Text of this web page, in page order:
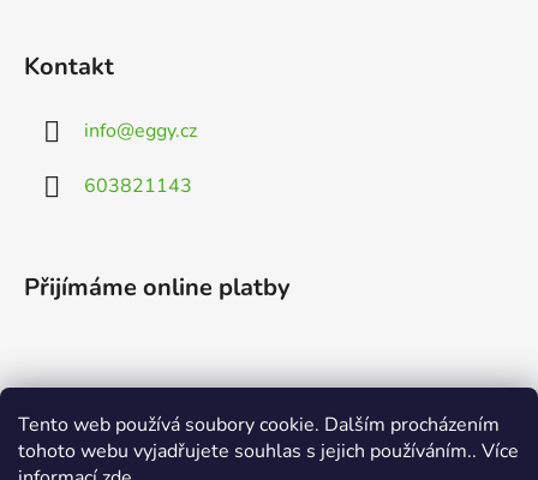
Tento web používá soubory cookie. Dalším procházením
tohoto webu vyjadřujete souhlas s jejich používáním.. Více
Kontakt
info@eggy.cz
603821143
Přijímáme online platby
Vyhledávání